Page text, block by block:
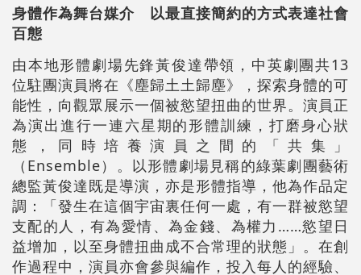
身體作為舞台媒介 以最直接簡約的方式表達社會
百態
由本地形體劇場先鋒黃俊達帶領，中英劇團共13
位駐團演員將在《塵歸土土歸塵》，探索身體的可
能性，向觀眾展示一個被慾望扭曲的世界。演員正
為演出進行一連六星期的形體訓練，打磨身心狀
態，同時培養演員之間的「共集」
（Ensemble）。以形體劇場見稱的綠葉劇團藝術
總監黃俊達既是導演，亦是形體指導，他為作品定
調：「發生在這個宇宙裏任何一處，有一群被慾望
支配的人，有為愛情、為金錢、為權力……慾望日
益增加，以至身體扭曲成不合常理的狀態」。在創
作過程中，演員亦會參與編作，投入每人的經驗、